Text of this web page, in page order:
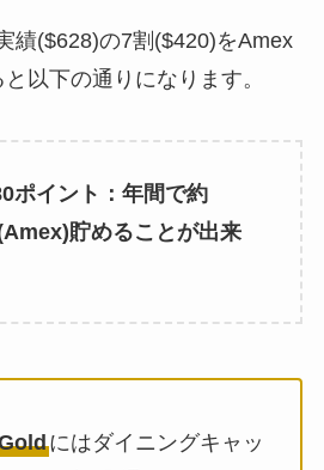
績($628)の7割($420)をAmex
以下の通りになります。
ポイント：年間で約
貯めることが出来
にはダイニングキャッ